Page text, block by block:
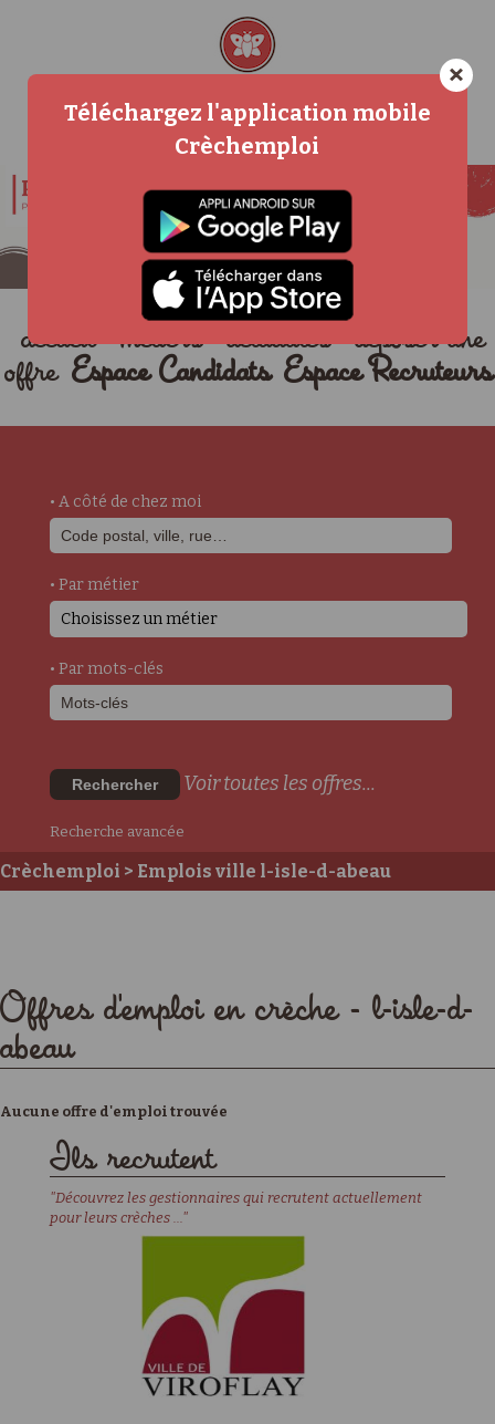
accueil métiers actualités
déposer une
offre Espace Candidats Espace Recruteurs
• A côté de chez moi
• Par métier
Choisissez un métier
• Par mots-clés
Rechercher Voir toutes les offres...
Recherche avancée
Crèchemploi > Emplois ville l-isle-d-abeau
Offres d'emploi en crèche - l-isle-d-
abeau
Aucune offre d'emploi trouvée
Ils recrutent
"Découvrez les gestionnaires qui recrutent actuellement
pour leurs crèches ..."
×
Téléchargez l'application mobile
Crèchemploi